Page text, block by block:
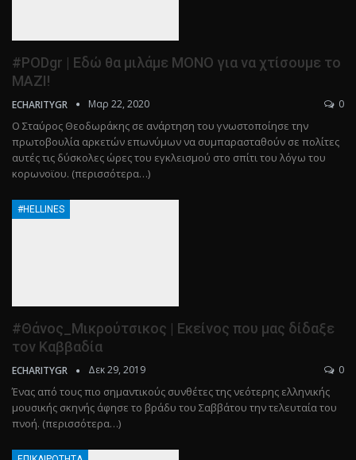
#PODgr | Εδώ θα μιλάμε ΜΟΝΟ για να χτίσουμε το
ΜΑΖΙ!
ECHARITYGR Μαρ 22, 2020 0
Ο Σταύρος Θεοδωράκης σε ανάρτηση του γνωστοποίησε την
πρωτοβουλία αρκετών επωνύμων να συμπαρασταθούν σε πολίτες
αυτές τις δύσκολες ώρες του εγκλεισμού στο σπίτι του λόγω του
κορωνοϊου. (περισσότερα…)
#HELLINES
#Θάνος_Μικρούτσικος | Εκείνος που μας δίδαξε
τον Καββαδία
ECHARITYGR Δεκ 29, 2019 0
Ένας από τους πιο σημαντικούς συνθέτες της νεότερης ελληνικής
μουσικής σκηνής άφησε το βράδυ του Σαββάτου την τελευταία του
πνοή. (περισσότερα…)